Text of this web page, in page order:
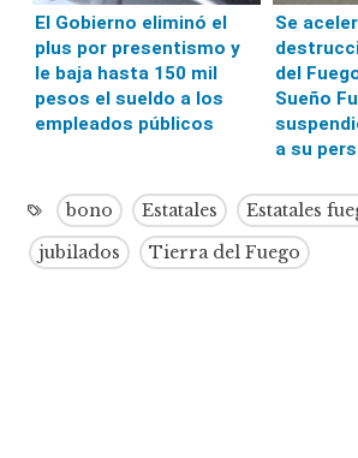
El Gobierno eliminó el
plus por presentismo y
le baja hasta 150 mil
pesos el sueldo a los
empleados públicos
Se
del
Sueño
a su
bono Estatales
Estatales
jubilados
Tierra del Fuego